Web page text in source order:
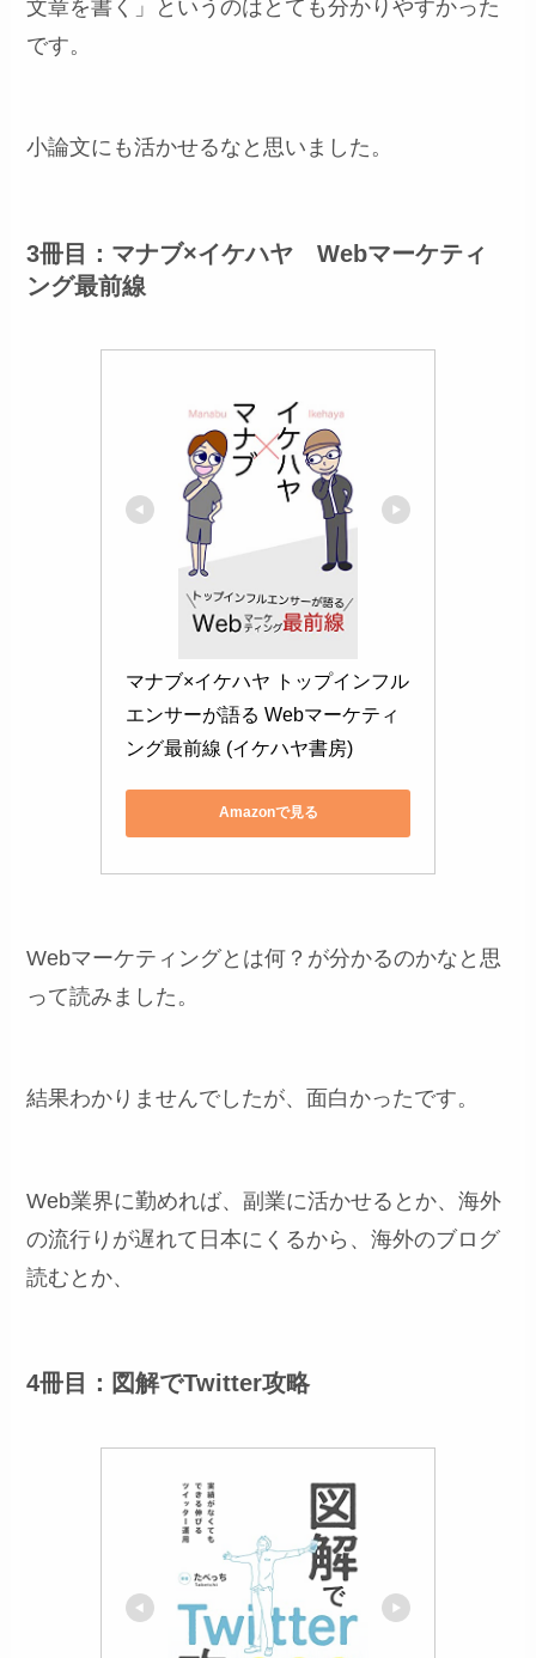
文章を書く」というのはとても分かりやすかった
です。
小論文にも活かせるなと思いました。
3冊目：マナブ×イケハヤ Webマーケティ
ング最前線
マナブ×イケハヤ トップインフル
エンサーが語る Webマーケティ
ング最前線 (イケハヤ書房)
Amazonで見る
Webマーケティングとは何？が分かるのかなと思
って読みました。
結果わかりませんでしたが、面白かったです。
Web業界に勤めれば、副業に活かせるとか、海外
の流行りが遅れて日本にくるから、海外のブログ
読むとか、
4冊目：図解でTwitter攻略